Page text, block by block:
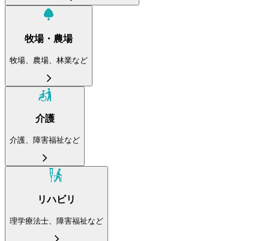
牧場・農場
牧場、農場、林業など
介護
介護、障害福祉など
リハビリ
理学療法士、障害福祉など